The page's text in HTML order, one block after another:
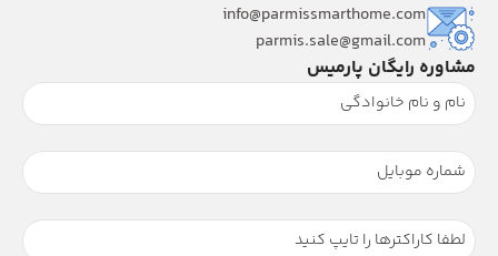
info@parmissmarthome.com
parmis.sale@gmail.com
مشاوره رایگان پارمیس